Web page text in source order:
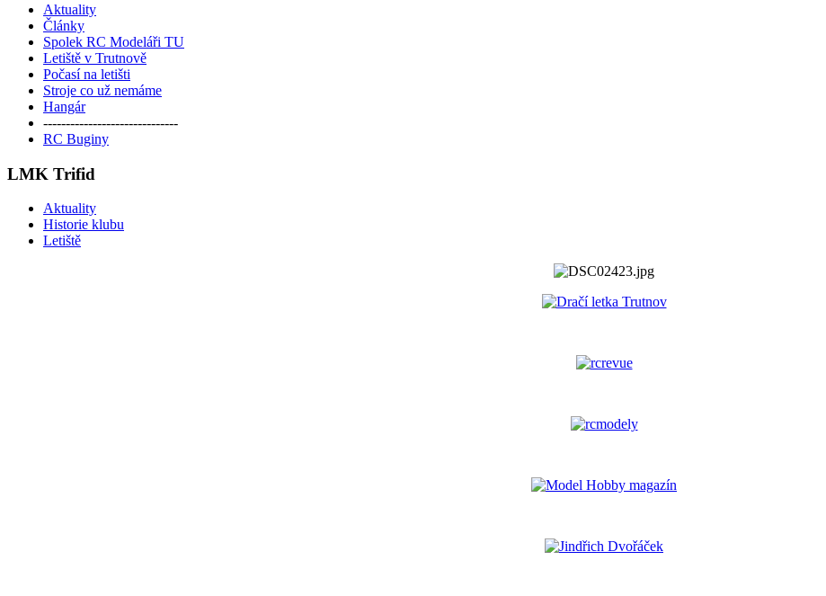
Aktuality
Články
Spolek RC Modeláři TU
Letiště v Trutnově
Počasí na letišti
Stroje co už nemáme
Hangár
------------------------------
RC Buginy
LMK Trifid
Aktuality
Historie klubu
Letiště